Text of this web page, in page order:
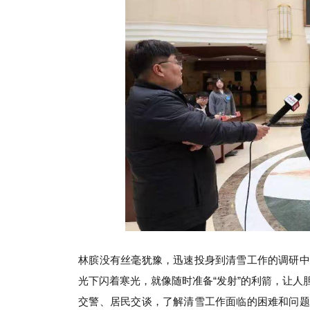
林膑没有丝毫犹豫，迅速投身到清雪工作的调研
光下闪着寒光，就像随时准备“发射”的利箭，让
交警、居民交谈，了解清雪工作面临的困难和问